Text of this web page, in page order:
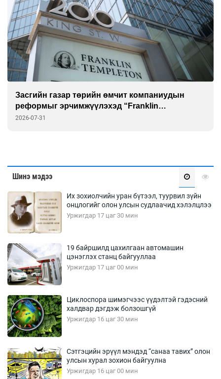
Засгийн газар төрийн өмчит компаниудын
реформыг эрчимжүүлэхэд “Franklin
Templeton”-той хамтарна
2026-07-31
Шинэ мэдээ
Их зохиолчийн уран бүтээл, туурвил зүйн
онцлогийг олон улсын судлаачид хэлэлцлээ
Уржигдар 17 цаг 30 мин
19 байршилд цахилгаан автомашин
цэнэглэх станц байгууллаа
Уржигдар 17 цаг 00 мин
Циклоспора шимэгчээс үүдэлтэй гэдэсний
халдвар дэгдэж болзошгүй
Уржигдар 16 цаг 30 мин
Сэтгэцийн эрүүл мэндэд “санаа тавих” олон
улсын хурал зохион байгуулна
Уржигдар 16 цаг 00 мин